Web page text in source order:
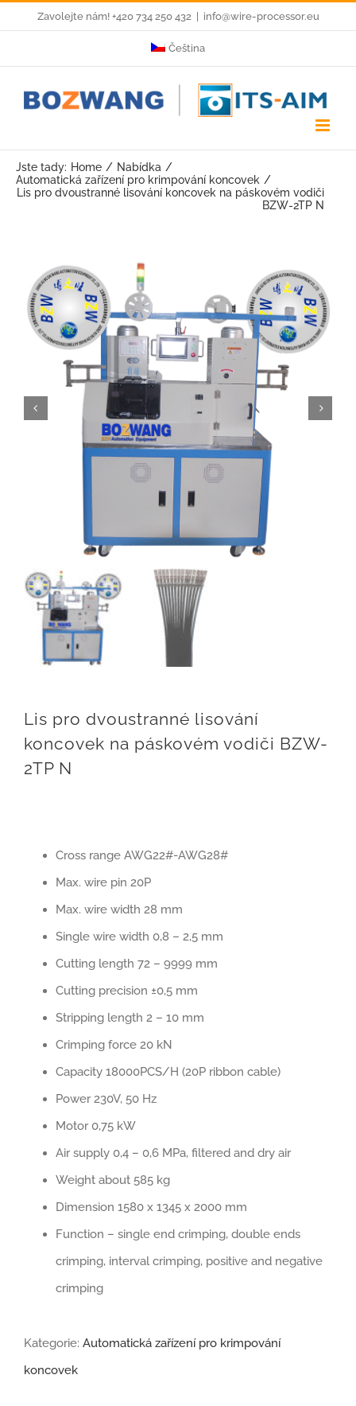
content
Zavolejte nám! +420 734 250 432 info@wire-processor.eu
Čeština
Jste tady: Home
Nabídka
Automatická zařízení pro krimpování koncovek
Lis pro dvoustranné lisování koncovek na páskovém vodiči
BZW-2TP N
Lis pro dvoustranné lisování
koncovek na páskovém vodiči BZW-
2TP N
Cross range AWG22#-AWG28#
Max. wire pin 20P
Max. wire width 28 mm
Single wire width 0,8 – 2,5 mm
Cutting length 72 – 9999 mm
Cutting precision ±0,5 mm
Stripping length 2 – 10 mm
Crimping force 20 kN
Capacity 18000PCS/H (20P ribbon cable)
Power 230V, 50 Hz
Motor 0,75 kW
Air supply 0,4 – 0,6 MPa, filtered and dry air
Weight about 585 kg
Dimension 1580 x 1345 x 2000 mm
Function – single end crimping, double ends
crimping, interval crimping, positive and negative
crimping
Kategorie: Automatická zařízení pro krimpování
koncovek